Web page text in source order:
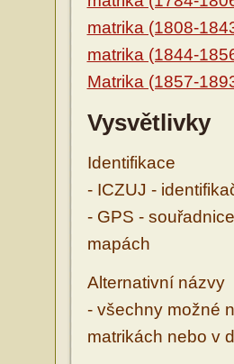
matrika (1808-
matrika (1844-
Matrika (1857-
Vysvětlivky
Identifikace
- ICZUJ -
- GPS -
mapách
Alternativní názvy
- všechny možné
matrikách nebo v